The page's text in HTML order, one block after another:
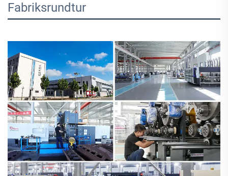
Fabriksrundtur